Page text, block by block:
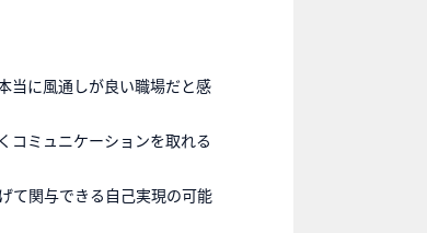
当に風通しが良い職場だと感
コミュニケーションを取れる
て関与できる自己実現の可能